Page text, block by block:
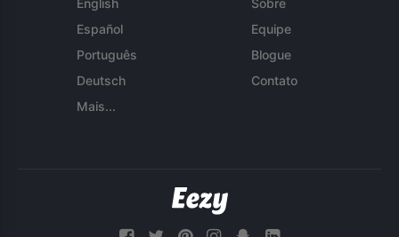
English
Español
Português
Deutsch
Mais...
Sobre
Equipe
Blogue
Contato